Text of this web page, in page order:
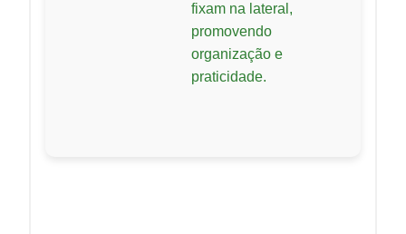
fixam na lateral,
promovendo
organização e
praticidade.